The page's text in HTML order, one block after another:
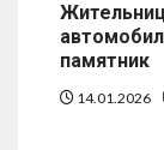
памятник
14.01.2026